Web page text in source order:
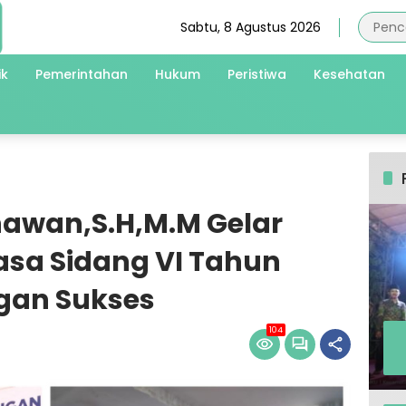
Sabtu, 8 Agustus 2026
Pemerintahan Hukum Peristiwa Kesehatan
Gelar
Sidang VI Tahun
Sukses
104